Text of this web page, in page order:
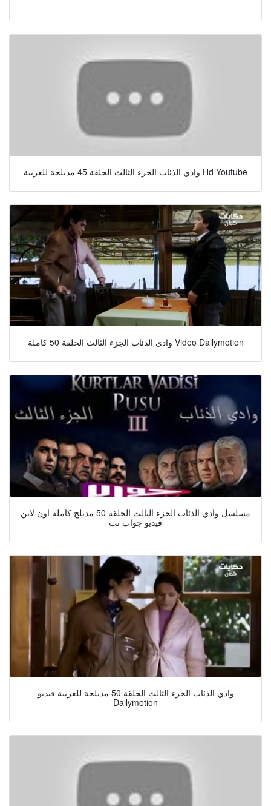
وادي الذئاب الجزء الثالث الحلقة 45 مدبلجة للعربية Hd Youtube
وادى الذئاب الجزء الثالث الحلقة 50 كاملة Video Dailymotion
مسلسل وادي الذئاب الجزء الثالث الحلقة 50 مدبلج كاملة اون لاين
فيديو جواب نت
وادي الذئاب الجزء الثالث الحلقة 50 مدبلجة للعربية فيديو
Dailymotion